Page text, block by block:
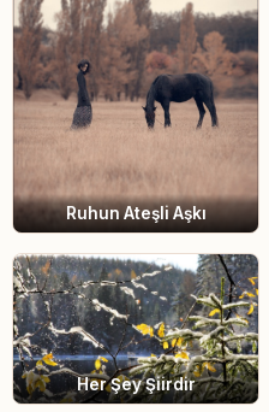
Ruhun Ateşli Aşkı
Her Şey Şiirdir